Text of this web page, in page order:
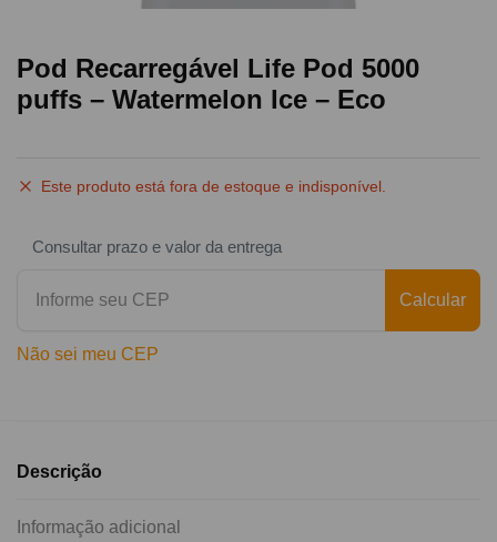
Pod Recarregável Life Pod 5000
puffs – Watermelon Ice – Eco
Este produto está fora de estoque e indisponível.
Consultar prazo e valor da entrega
Calcular
Não sei meu CEP
Descrição
Informação adicional